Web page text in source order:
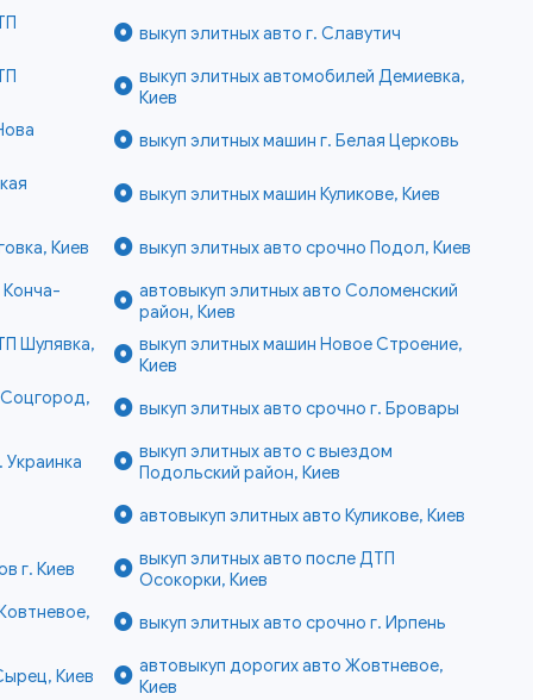
выкуп элитных авто г. Славутич
выкуп элитных автомобилей Демиевка,
Киев
выкуп элитных машин г. Белая Церковь
выкуп элитных машин Куликове, Киев
Киев
выкуп элитных авто срочно Подол, Киев
Конча-
автовыкуп элитных авто Соломенский
район, Киев
Шулявка,
выкуп элитных машин Новое Строение,
Киев
выкуп элитных авто срочно г. Бровары
Украинка
выкуп элитных авто с выездом
Подольский район, Киев
автовыкуп элитных авто Куликове, Киев
г. Киев
выкуп элитных авто после ДТП
Осокорки, Киев
выкуп элитных авто срочно г. Ирпень
Киев
автовыкуп дорогих авто Жовтневое,
Киев